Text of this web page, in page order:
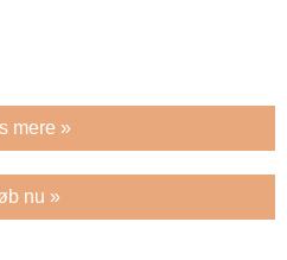
mere »
nu »